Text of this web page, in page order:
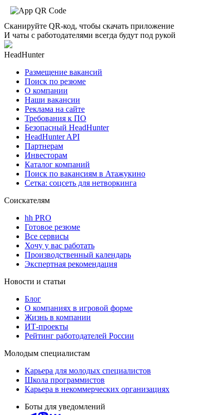
Сканируйте QR-код, чтобы скачать приложение
И чаты с работодателями всегда будут под рукой
HeadHunter
Размещение вакансий
Поиск по резюме
О компании
Наши вакансии
Реклама на сайте
Требования к ПО
Безопасный HeadHunter
HeadHunter API
Партнерам
Инвесторам
Каталог компаний
Поиск по вакансиям в Атажукино
Сетка: соцсеть для нетворкинга
Соискателям
hh PRO
Готовое резюме
Все сервисы
Хочу у вас работать
Производственный календарь
Экспертная рекомендация
Новости и статьи
Блог
О компаниях в игровой форме
Жизнь в компании
ИТ-проекты
Рейтинг работодателей России
Молодым специалистам
Карьера для молодых специалистов
Школа программистов
Карьера в некоммерческих организациях
Боты для уведомлений